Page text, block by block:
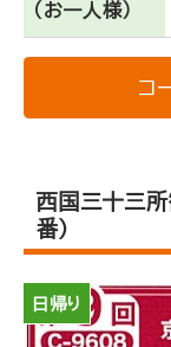
（お一人様）
コ
西国三十三
番）
日帰り